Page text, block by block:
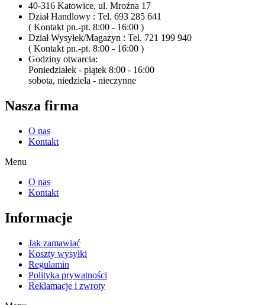
40-316 Katowice, ul. Mroźna 17
Dział Handlowy : Tel. 693 285 641
( Kontakt pn.-pt. 8:00 - 16:00 )
Dział Wysyłek/Magazyn : Tel. 721 199 940
( Kontakt pn.-pt. 8:00 - 16:00 )
Godziny otwarcia:
Poniedziałek - piątek 8:00 - 16:00
sobota, niedziela - nieczynne
Nasza firma
O nas
Kontakt
Menu
O nas
Kontakt
Informacje
Jak zamawiać
Koszty wysyłki
Regulamin
Polityka prywatności
Reklamacje i zwroty